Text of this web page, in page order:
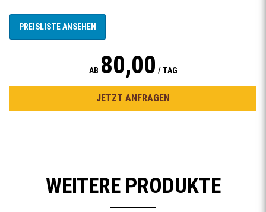
PREISLISTE ANSEHEN
AB 80,00 / TAG
JETZT ANFRAGEN
WEITERE PRODUKTE